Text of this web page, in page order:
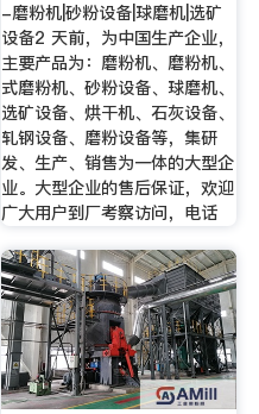
-磨粉机|砂粉设备|球磨机|选矿
设备2 天前，为中国生产企业，
主要产品为：磨粉机、磨粉机、
式磨粉机、砂粉设备、球磨机、
选矿设备、烘干机、石灰设备、
轧钢设备、磨粉设备等，集研
发、生产、销售为一体的大型企
业。大型企业的售后保证，欢迎
广大用户到厂考察访问，电话